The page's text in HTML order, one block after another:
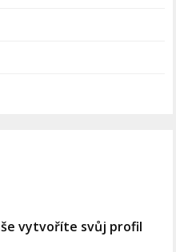
vytvoříte svůj profil